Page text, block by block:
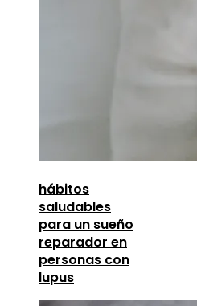
hábitos
saludables
para un sueño
reparador en
personas con
lupus